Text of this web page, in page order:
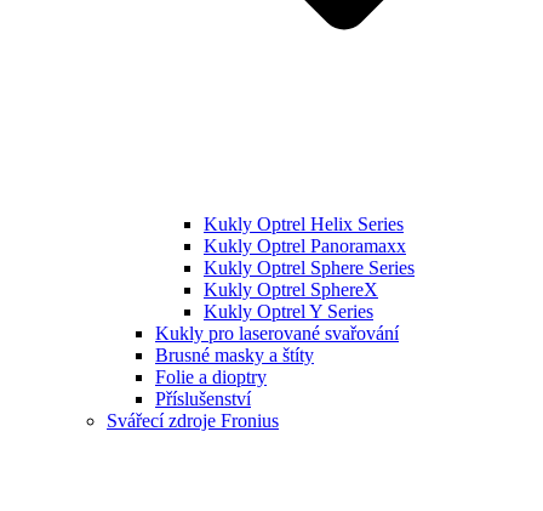
Kukly Optrel Helix Series
Kukly Optrel Panoramaxx
Kukly Optrel Sphere Series
Kukly Optrel SphereX
Kukly Optrel Y Series
Kukly pro laserované svařování
Brusné masky a štíty
Folie a dioptry
Příslušenství
Svářecí zdroje Fronius